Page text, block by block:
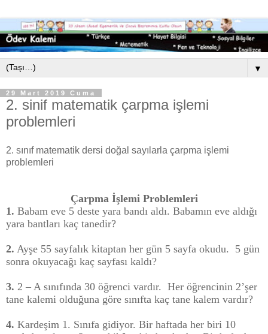
▼
29 Mart 2019 Cuma
2. sinif matematik çarpma işlemi
problemleri
2. sınıf matematik dersi doğal sayılarla çarpma işlemi
problemleri
Çarpma İşlemi Problemleri
1. Babam eve 5 deste yara bandı aldı. Babamın eve aldığı
yara bantları kaç tanedir?
2. Ayşe 55 sayfalık kitaptan her gün 5 sayfa okudu.
5 gün
sonra okuyacağı kaç sayfası kaldı?
3. 2 – A sınıfında 30 öğrenci vardır. Her öğrencinin 2’şer
tane kalemi olduğuna göre sınıfta kaç tane kalem vardır?
4. Kardeşim 1. Sınıfa gidiyor. Bir haftada her biri 10